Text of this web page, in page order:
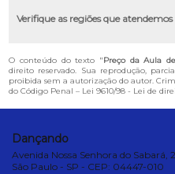
Verifique as regiões que atendemos
O conteúdo do texto "Preço da Aula
direito reservado. Sua reprodução,
proibida sem a autorização do autor.
do Código Penal – Lei 9610/98 - Lei de
Dançando
Avenida Nossa Senhora do Sabará,
São Paulo - SP - CEP: 04447-010